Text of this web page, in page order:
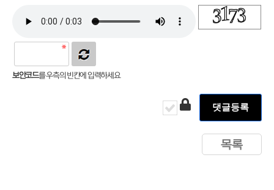
보안코드를 우측의 빈칸에 입력하세요
목록